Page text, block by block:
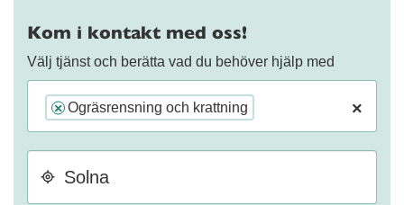
Kom i kontakt med oss!
Välj tjänst och berätta vad du behöver hjälp med
×
× Ogräsrensning och krattning